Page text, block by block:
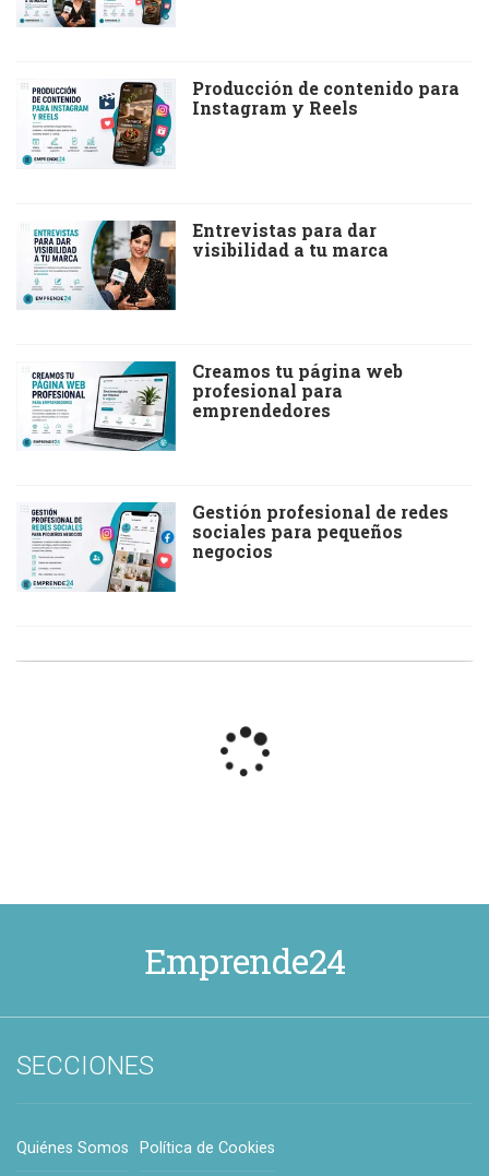
Producción de contenido para
Instagram y Reels
Entrevistas para dar
visibilidad a tu marca
Creamos tu página web
profesional para
emprendedores
Gestión profesional de redes
sociales para pequeños
negocios
Emprende24
SECCIONES
Quiénes Somos Política de Cookies